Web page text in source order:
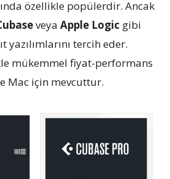
özellikle popülerdir. Ancak
veya Apple Logic gibi
yazılımlarını tercih eder.
mükemmel fiyat-performans
Mac için mevcuttur.